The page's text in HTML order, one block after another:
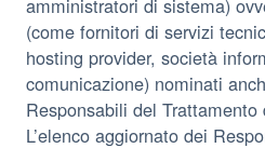
amministratori di sistema)
(come fornitori di servizi
hosting provider, società
comunicazione) nominati
Responsabili del
L’elenco aggiornato dei